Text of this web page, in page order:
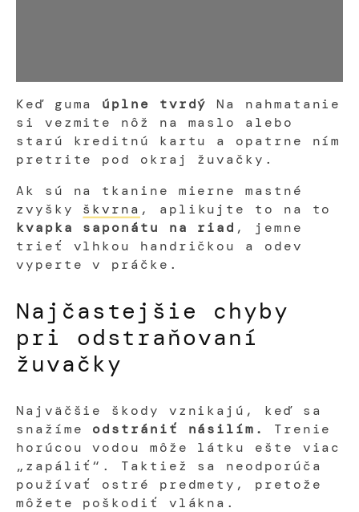
Keď guma úplne tvrdý
Na nahmatanie
si vezmite nôž na maslo alebo
starú kreditnú kartu a opatrne ním
pretrite pod okraj žuvačky.
Ak sú na tkanine mierne mastné
zvyšky škvrna , aplikujte to na to
kvapka saponátu na riad , jemne
trieť vlhkou handričkou a odev
vyperte v práčke.
Najčastejšie chyby
pri odstraňovaní
žuvačky
Najväčšie škody vznikajú, keď sa
snažíme odstrániť násilím.
Trenie
horúcou vodou môže látku ešte viac
„zapáliť“. Taktiež sa neodporúča
používať ostré predmety, pretože
môžete poškodiť vlákna.